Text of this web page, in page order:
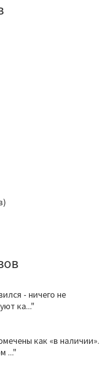
- ничего не
ка..."
как «в наличии».
..."